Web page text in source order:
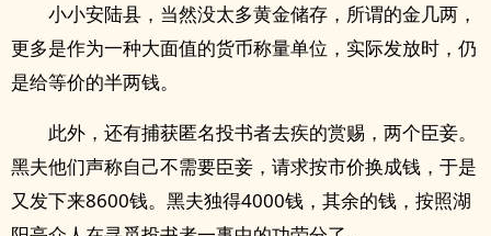
小小安陆县，当然没太多黄金储存，所谓的金几两，
更多是作为一种大面值的货币称量单位，实际发放时，仍
是给等价的半两钱。
此外，还有捕获匿名投书者去疾的赏赐，两个臣妾。
黑夫他们声称自己不需要臣妾，请求按市价换成钱，于是
又发下来8600钱。黑夫独得4000钱，其余的钱，按照湖